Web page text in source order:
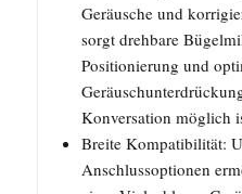
Geräusche und
sorgt drehbare
Positionierung und
Konversation möglich
Breite Kompatibilität:
Anschlussoptionen